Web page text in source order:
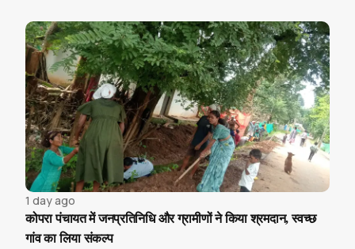
1 day ago
कोपरा पंचायत में जनप्रतिनिधि और ग्रामीणों ने किया श्रमदान, स्वच्छ
गांव का लिया संकल्प